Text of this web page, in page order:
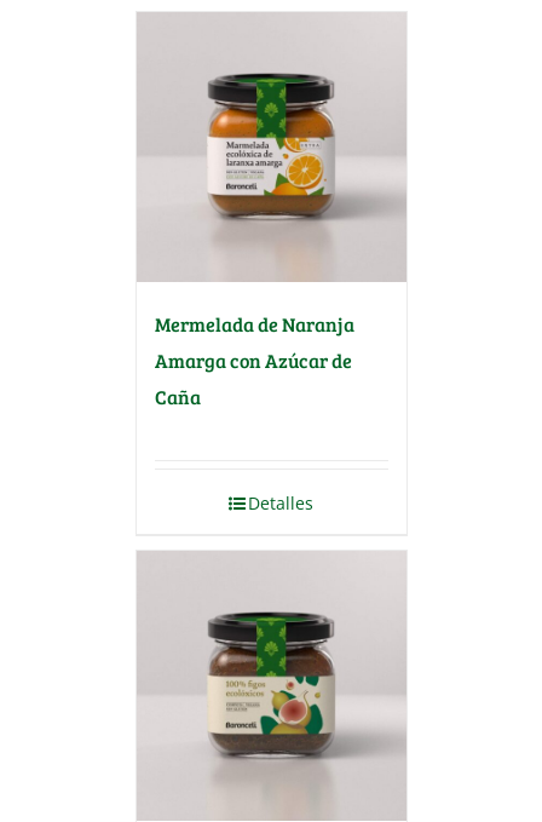
Mermelada de Naranja
Amarga con Azúcar de
Caña
Detalles